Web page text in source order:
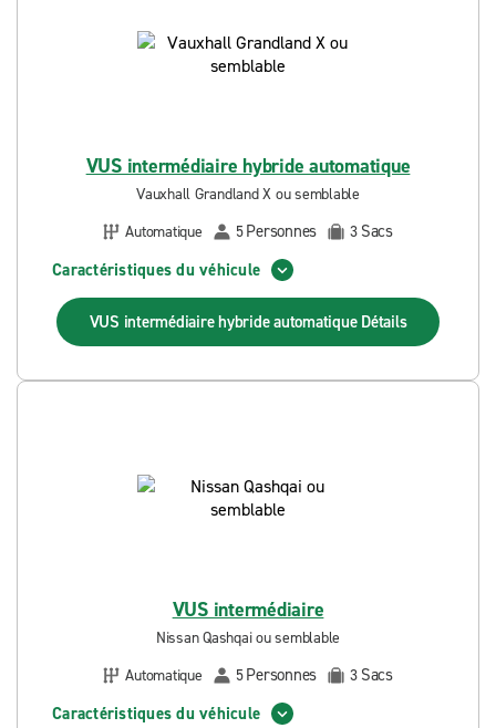
VUS intermédiaire hybride automatique
Vauxhall Grandland X ou semblable
Automatique
5Personnes 3 Sacs
Caractéristiques du véhicule
VUS intermédiaire hybride automatique Détails
VUS intermédiaire
Nissan Qashqai ou semblable
Automatique
5Personnes 3 Sacs
Caractéristiques du véhicule